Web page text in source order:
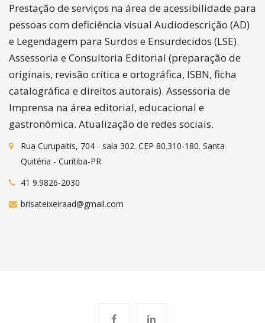
Prestação de serviços na área de acessibilidade para
pessoas com deficiência visual Audiodescrição (AD)
e Legendagem para Surdos e Ensurdecidos (LSE).
Assessoria e Consultoria Editorial (preparação de
originais, revisão crítica e ortográfica, ISBN, ficha
catalográfica e direitos autorais). Assessoria de
Imprensa na área editorial, educacional e
gastronômica. Atualização de redes sociais.
Rua Curupaitis, 704 - sala 302. CEP 80.310-180. Santa
Quitéria - Curitiba-PR
41 9.9826-2030
brisateixeiraad@gmail.com